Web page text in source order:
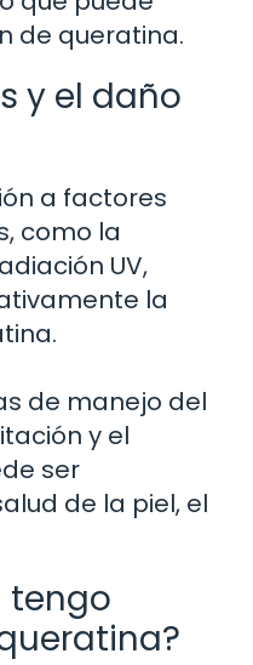
de queratina.
y el daño
a factores
como la
UV,
la
de manejo del
y el
ser
de la piel, el
tengo